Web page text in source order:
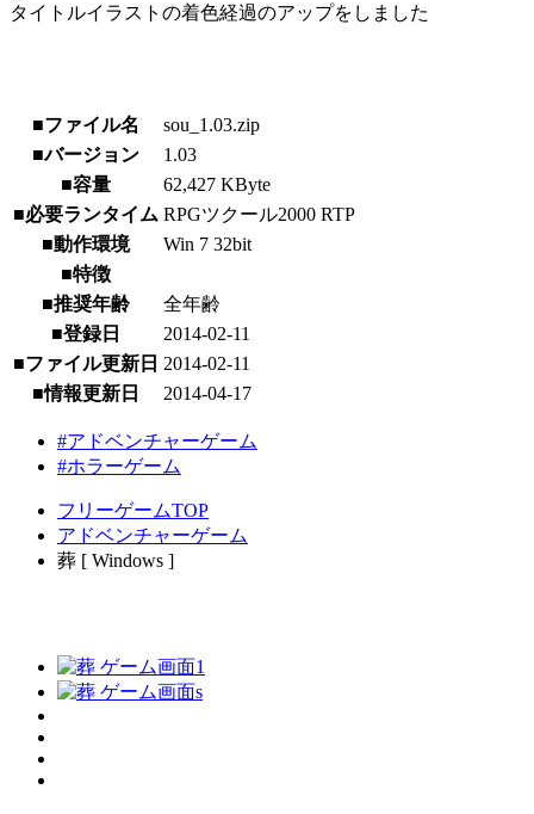
タイトルイラストの着色経過のアップをしました
■ファイル名
sou_1.03.zip
■バージョン
1.03
■容量
62,427 KByte
■必要ランタイム RPGツクール2000 RTP
■動作環境
Win 7 32bit
■特徴
■推奨年齢
全年齢
■登録日
2014-02-11
■ファイル更新日 2014-02-11
■情報更新日
2014-04-17
#アドベンチャーゲーム
#ホラーゲーム
フリーゲームTOP
アドベンチャーゲーム
葬 [ Windows ]